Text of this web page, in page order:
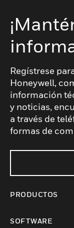
Regístrese
Honeywell,
información
y noticias,
a través de
formas de
PRODUCTOS
SOFTWARE